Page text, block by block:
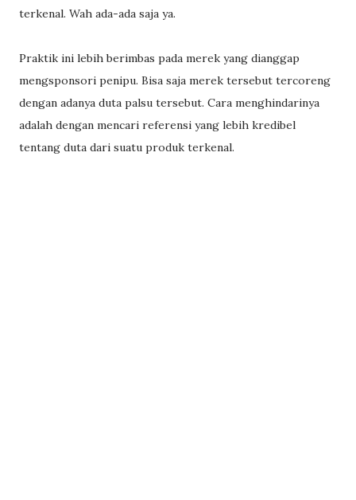
terkenal. Wah ada-ada saja ya.
Praktik ini lebih berimbas pada merek yang dianggap
mengsponsori penipu. Bisa saja merek tersebut tercoreng
dengan adanya duta palsu tersebut. Cara menghindarinya
adalah dengan mencari referensi yang lebih kredibel
tentang duta dari suatu produk terkenal.